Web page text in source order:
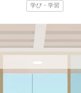
学び・学習